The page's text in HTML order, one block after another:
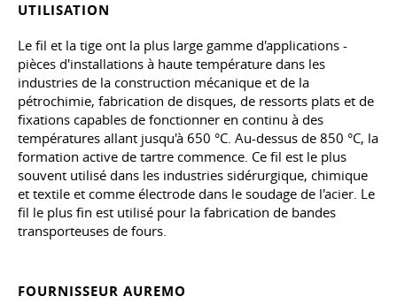
UTILISATION
Le fil et la tige ont la plus large gamme d'applications -
pièces d'installations à haute température dans les
industries de la construction mécanique et de la
pétrochimie, fabrication de disques, de ressorts plats et de
fixations capables de fonctionner en continu à des
températures allant jusqu'à 650 °C. Au-dessus de 850 °C, la
formation active de tartre commence. Ce fil est le plus
souvent utilisé dans les industries sidérurgique, chimique
et textile et comme électrode dans le soudage de l'acier. Le
fil le plus fin est utilisé pour la fabrication de bandes
transporteuses de fours.
FOURNISSEUR AUREMO